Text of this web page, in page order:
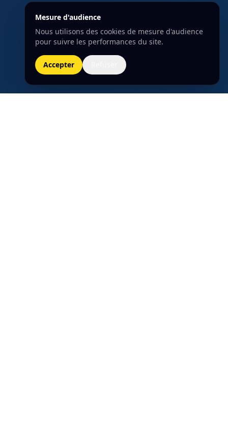
Mesure d'audience
Nous utilisons des cookies de mesure d'audience
pour suivre les performances du site.
Accepter